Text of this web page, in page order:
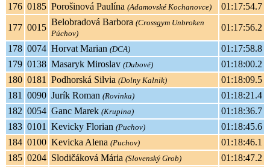
176 0185 Porošinová Paulína (Adamovské Kochanovce) 01:17:54.7
177 0015
Belobradová Barbora (Crossgym Unbroken
Púchov)
01:17:56.2
178 0074 Horvat Marian (DCA)
01:17:58.8
179 0138 Masaryk Miroslav (Dubové)
01:18:00.2
180 0181 Podhorská Silvia (Dolny Kalnik)
01:18:09.5
181
0090 Jurík Roman (Rovinka)
01:18:21.4
182 0054 Ganc Marek (Krupina)
01:18:36.7
183 0101 Kevicky Florian (Puchov)
01:18:45.6
184 0100 Kevicka Alena (Puchov)
01:18:46.1
185 0204 Slodičáková Mária (Slovenský Grob)
01:18:47.2